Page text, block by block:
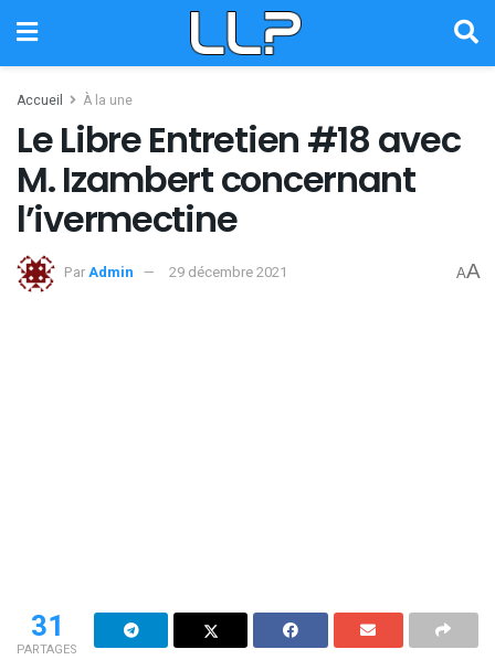
Accueil À la une
Le Libre Entretien #18 avec
M. Izambert concernant
l’ivermectine
ParAdmin 29 décembre 2021 AA
31
PARTAGES